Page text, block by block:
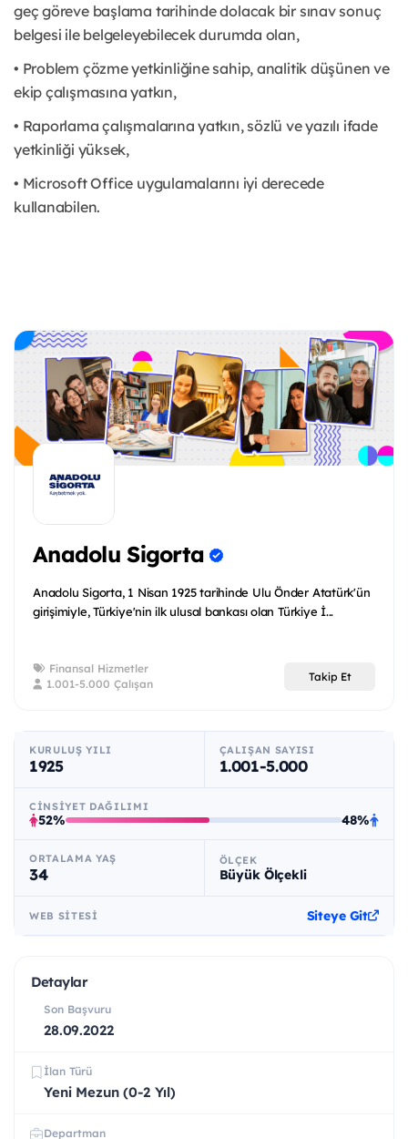
geç göreve başlama tarihinde dolacak bir sınav sonuç
belgesi ile belgeleyebilecek durumda olan,
• Problem çözme yetkinliğine sahip, analitik düşünen ve
ekip çalışmasına yatkın,
• Raporlama çalışmalarına yatkın, sözlü ve yazılı ifade
yetkinliği yüksek,
• Microsoft Office uygulamalarını iyi derecede
kullanabilen.
Anadolu Sigorta
Anadolu Sigorta, 1 Nisan 1925 tarihinde Ulu Önder Atatürk'ün
girişimiyle, Türkiye'nin ilk ulusal bankası olan Türkiye İ...
Finansal Hizmetler
1.001-5.000 Çalışan
Takip Et
KURULUŞ YILI
1925
ÇALIŞAN SAYISI
1.001-5.000
CINSIYET DAĞILIMI
52% 48%
ORTALAMA YAŞ
34
ÖLÇEK
Büyük Ölçekli
WEB SITESI Siteye Git
Detaylar
Son Başvuru
28.09.2022
İlan Türü
Yeni Mezun (0-2 Yıl)
Departman